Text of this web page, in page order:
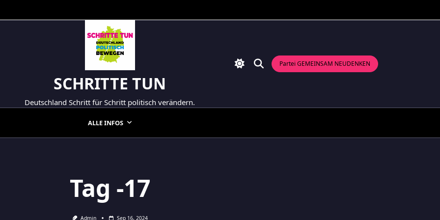
SCHRITTE TUN
Deutschland Schritt für Schritt politisch verändern.
Partei GEMEINSAM NEUDENKEN
ALLE INFOS
Tag -17
Admin Sep 16, 2024